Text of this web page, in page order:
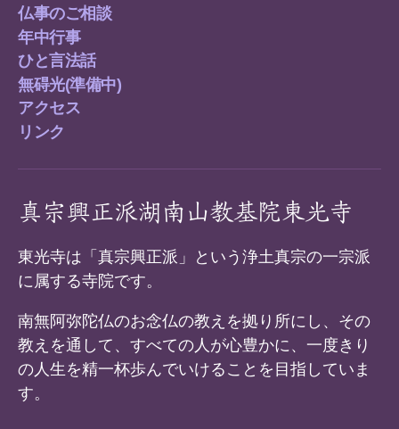
仏事のご相談
年中行事
ひと言法話
無碍光(準備中)
アクセス
リンク
真宗興正派湖南山教基院東光寺
東光寺は「真宗興正派」という浄土真宗の一宗派
に属する寺院です。
南無阿弥陀仏のお念仏の教えを拠り所にし、その
教えを通して、すべての人が心豊かに、一度きり
の人生を精一杯歩んでいけることを目指していま
す。